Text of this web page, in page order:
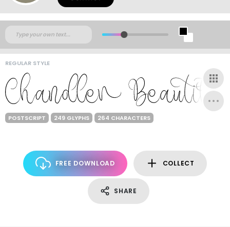
REGULAR STYLE
POSTSCRIPT 249 GLYPHS 264 CHARACTERS
FREE DOWNLOAD COLLECT
SHARE